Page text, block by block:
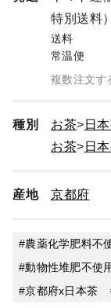
ぜひこれから
たら嬉しいです
どうぞ安心し
検討・ご注文
森井ファームの
ます。
商品発送は1/8
（お急ぎの場合
い場合もござい
特別送料）
送料
常温便
複数注文す
種別 お茶 日
お茶
日
産地 京都府
農薬化学肥料不
動物性堆肥不使
京都府x日本茶